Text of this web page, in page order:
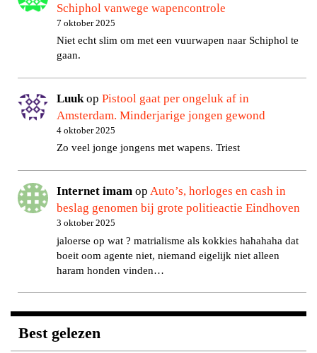
Schiphol vanwege wapencontrole
7 oktober 2025
Niet echt slim om met een vuurwapen naar Schiphol te
gaan.
LuukopPistool gaat per ongeluk af in
Amsterdam. Minderjarige jongen gewond
4 oktober 2025
Zo veel jonge jongens met wapens. Triest
Internet imam opAuto’s, horloges en cash in
beslag genomen bij grote politieactie Eindhoven
3 oktober 2025
jaloerse op wat ? matrialisme als kokkies hahahaha dat
boeit oom agente niet, niemand eigelijk niet alleen
haram honden vinden…
Best gelezen